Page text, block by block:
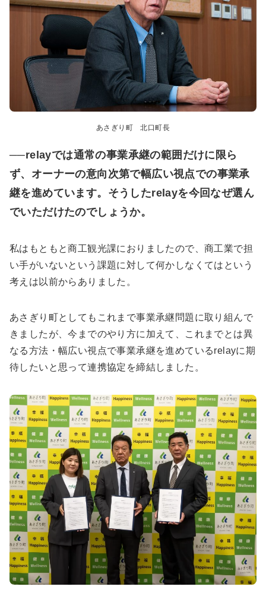
あさぎり町 北口町長
──relayでは通常の事業承継の範囲だけに限ら
ず、オーナーの意向次第で幅広い視点での事業承
継を進めています。そうしたrelayを今回なぜ選ん
でいただけたのでしょうか。
私はもともと商工観光課におりましたので、商工業で担
い手がいないという課題に対して何かしなくてはという
考えは以前からありました。
あさぎり町としてもこれまで事業承継問題に取り組んで
きましたが、今までのやり方に加えて、これまでとは異
なる方法・幅広い視点で事業承継を進めているrelayに期
待したいと思って連携協定を締結しました。